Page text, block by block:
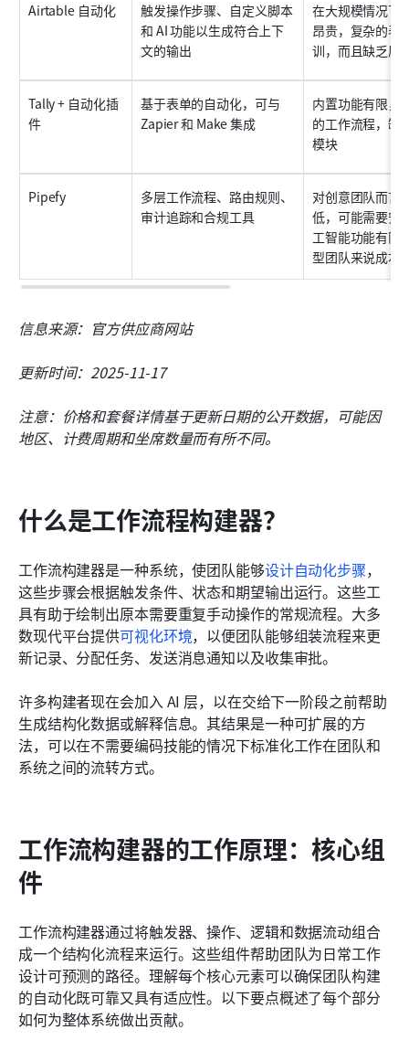
Airtable 自动化
触发操作步骤、自定义脚本
和 AI 功能以生成符合上下
文的输出
在大规模情况下
昂贵，复杂的表
训，而且缺乏原
Tally + 自动化插
件
基于表单的自动化，可与
Zapier 和 Make 集成
内置功能有限，
的工作流程，缺
模块
Pipefy
多层工作流程、路由规则、
审计追踪和合规工具
对创意团队而言
低，可能需要安
工智能功能有限
型团队来说成本
信息来源：官方供应商网站
更新时间：2025-11-17
注意：价格和套餐详情基于更新日期的公开数据，可能因
地区、计费周期和坐席数量而有所不同。
什么是工作流程构建器？
工作流构建器是一种系统，使团队能够设计自动化步骤，
这些步骤会根据触发条件、状态和期望输出运行。这些工
具有助于绘制出原本需要重复手动操作的常规流程。大多
数现代平台提供可视化环境，以便团队能够组装流程来更
新记录、分配任务、发送消息通知以及收集审批。
许多构建者现在会加入 AI 层，以在交给下一阶段之前帮助
生成结构化数据或解释信息。其结果是一种可扩展的方
法，可以在不需要编码技能的情况下标准化工作在团队和
系统之间的流转方式。
工作流构建器的工作原理：核心组
件
工作流构建器通过将触发器、操作、逻辑和数据流动组合
成一个结构化流程来运行。这些组件帮助团队为日常工作
设计可预测的路径。理解每个核心元素可以确保团队构建
的自动化既可靠又具有适应性。以下要点概述了每个部分
如何为整体系统做出贡献。